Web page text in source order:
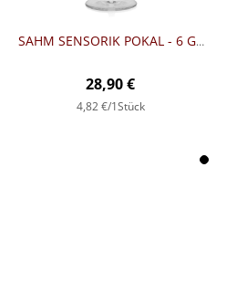
SAHM SENSORIK POKAL - 6 GLÄSER
28,90 €
4,82 €/1Stück